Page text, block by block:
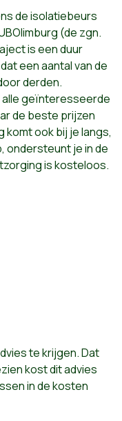
de isolatiebeurs
(de zgn.
is een duur
een aantal van de
derden.
alle geïnteresseerde
de beste prijzen
komt ook bij je langs,
ondersteunt je in de
is kosteloos.
te krijgen. Dat
kost dit advies
in de kosten